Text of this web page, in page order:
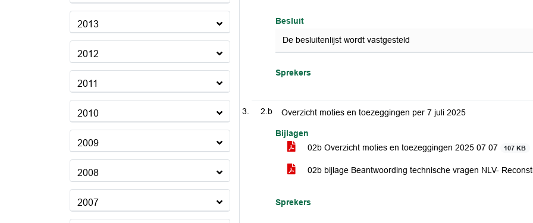
2013
2012
2011
2010
2009
2008
2007
Besluit
De besluitenlijst wordt vastgesteld
Sprekers
2.b Overzicht moties en toezeggingen per 7 juli 2025
Bijlagen
02b Overzicht moties en toezeggingen 2025 07 07
107 KB
02b bijlage Beantwoording technische vragen NLV-
Sprekers